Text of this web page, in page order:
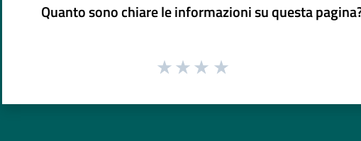
Quanto sono chiare le informazioni su questa